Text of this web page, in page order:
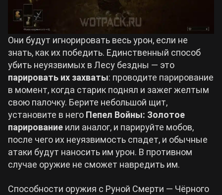
Они будут игнорировать весь урон, если не
знать, как их победить. Единственный способ
убить неуязвимых в Лесу бездны — это
парировать их захваты: проводите парирование
в момент, когда старик поднял и зажег желтым
свою палочку. Берите небольшой щит,
установите в него Пепел Войны: Золотое
парирование или аналог, и парируйте мобов,
после чего их неуязвимость спадет, и обычные
атаки будут наносить им урон. В противном
случае оружие не сможет навредить им.
Способности оружия с Руной Смерти — Чёрного